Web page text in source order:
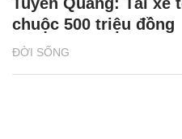
ĐỜI SỐNG
chuộc 500 triệu đồng